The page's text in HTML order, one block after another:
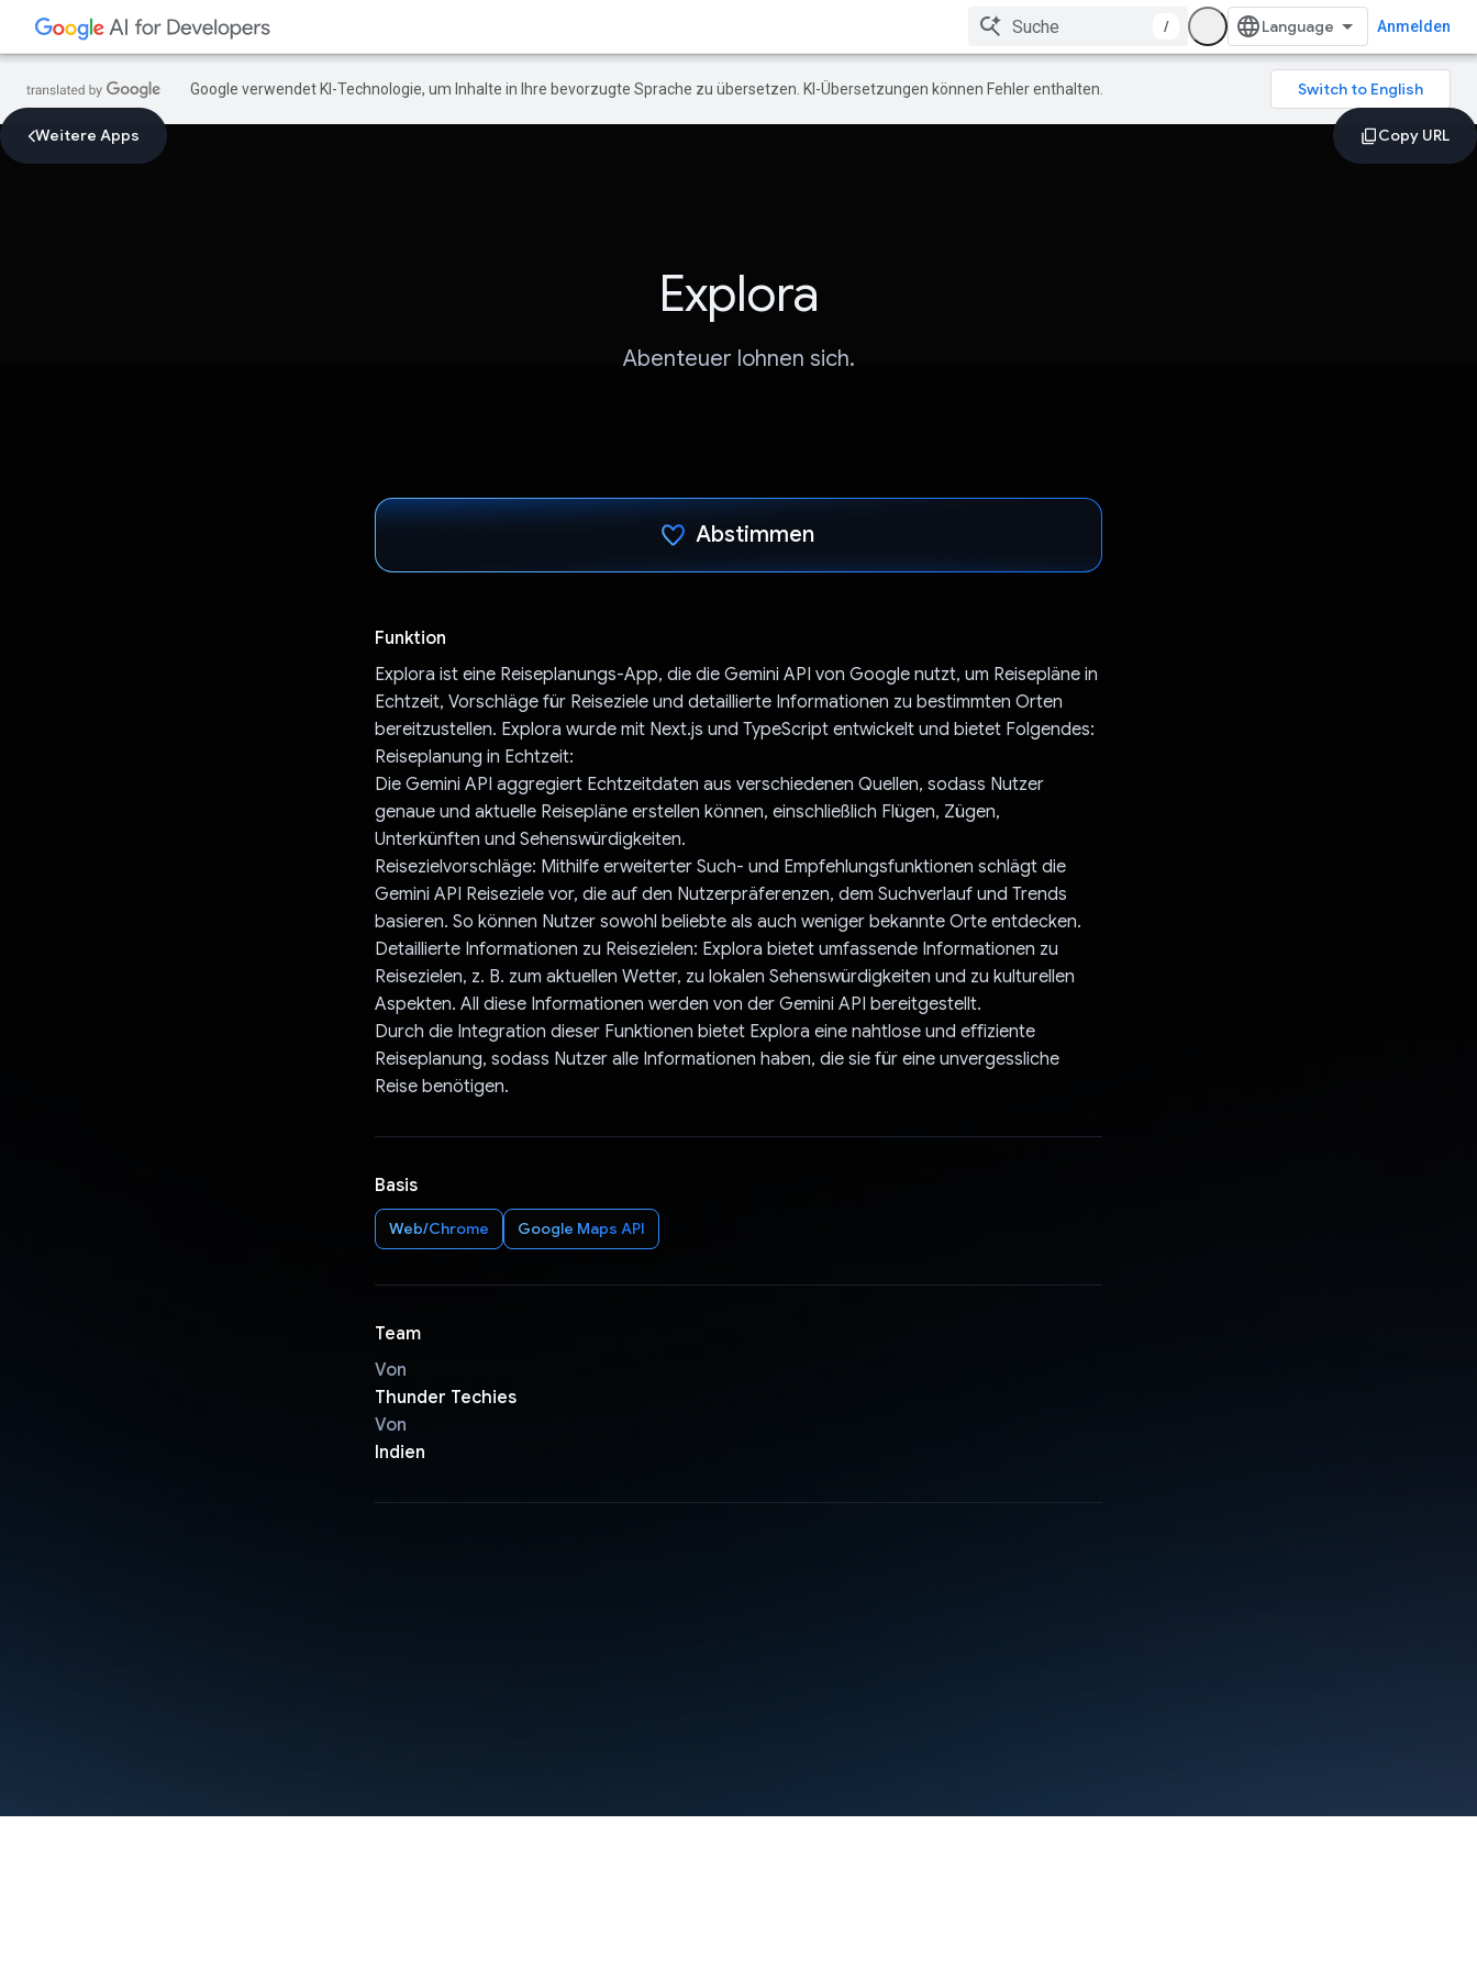
/ Anmelden
Google verwendet KI-Technologie, um Inhalte in Ihre bevorzugte Sprache zu übersetzen. KI-Übersetzungen können Fehler enthalten.
Weitere Apps
Explora
Abenteuer lohnen sich.
Abstimmen
Funktion
Explora ist eine Reiseplanungs-App, die die Gemini API von Google nutzt, um Reisepläne in
Echtzeit, Vorschläge für Reiseziele und detaillierte Informationen zu bestimmten Orten
bereitzustellen. Explora wurde mit Next.js und TypeScript entwickelt und bietet Folgendes:
Reiseplanung in Echtzeit:
Die Gemini API aggregiert Echtzeitdaten aus verschiedenen Quellen, sodass Nutzer
genaue und aktuelle Reisepläne erstellen können, einschließlich Flügen, Zügen,
Unterkünften und Sehenswürdigkeiten.
Reisezielvorschläge: Mithilfe erweiterter Such- und Empfehlungsfunktionen schlägt die
Gemini API Reiseziele vor, die auf den Nutzerpräferenzen, dem Suchverlauf und Trends
basieren. So können Nutzer sowohl beliebte als auch weniger bekannte Orte entdecken.
Detaillierte Informationen zu Reisezielen: Explora bietet umfassende Informationen zu
Reisezielen, z. B. zum aktuellen Wetter, zu lokalen Sehenswürdigkeiten und zu kulturellen
Aspekten. All diese Informationen werden von der Gemini API bereitgestellt.
Durch die Integration dieser Funktionen bietet Explora eine nahtlose und effiziente
Reiseplanung, sodass Nutzer alle Informationen haben, die sie für eine unvergessliche
Reise benötigen.
Basis
Web/Chrome Google Maps API
Team
Von
Thunder Techies
Von
Indien